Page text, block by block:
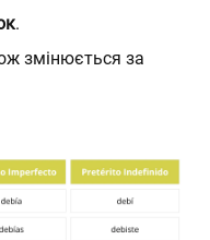
.
змінюється за
з
з